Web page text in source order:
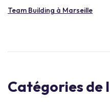
Team Building à Marseille
Catégories de